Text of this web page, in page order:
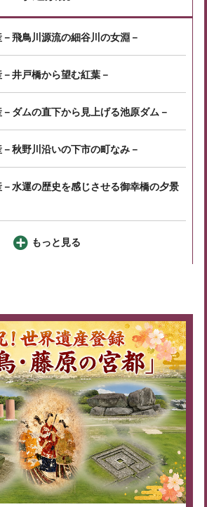
飛鳥川源流の細谷川の女淵－
井戸橋から望む紅葉－
ダムの直下から見上げる池原ダム－
秋野川沿いの下市の町なみ－
水運の歴史を感じさせる御幸橋の夕景
もっと見る